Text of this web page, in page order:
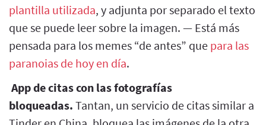
plantilla utilizada, y adjunta por separado el texto
que se puede leer sobre la imagen. — Está más
pensada para los memes “de antes” que para las
paranoias de hoy en día.
App de citas con las fotografías
bloqueadas. Tantan, un servicio de citas similar a